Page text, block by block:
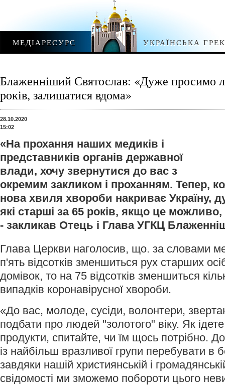
МЕДІАРЕСУРС УКРАЇНСЬКА
Блаженніший Святослав: «Дуже просимо
років, залишатися вдома»
28.10.2020
15:02
«На прохання наших медиків і
представників органів державної
влади, хочу звернутися до вас з
окремим закликом і проханням. Тепер,
нова хвиля хвороби накриває Україну,
які старші за 65 років, якщо це
- закликав Отець і Глава УГКЦ
Глава Церкви наголосив, що. за словами
п'ять відсотків зменшиться рух старших
домівок, то на 75 відсотків зменшиться
випадків коронавірусної хвороби.
«До вас, молоде, сусіди, волонтери,
подбати про людей "золотого" віку. Як
продукти, спитайте, чи їм щось потрібно.
із найбільш вразливої групи перебувати в
завдяки нашій християнській і
свідомості ми зможемо побороти цього